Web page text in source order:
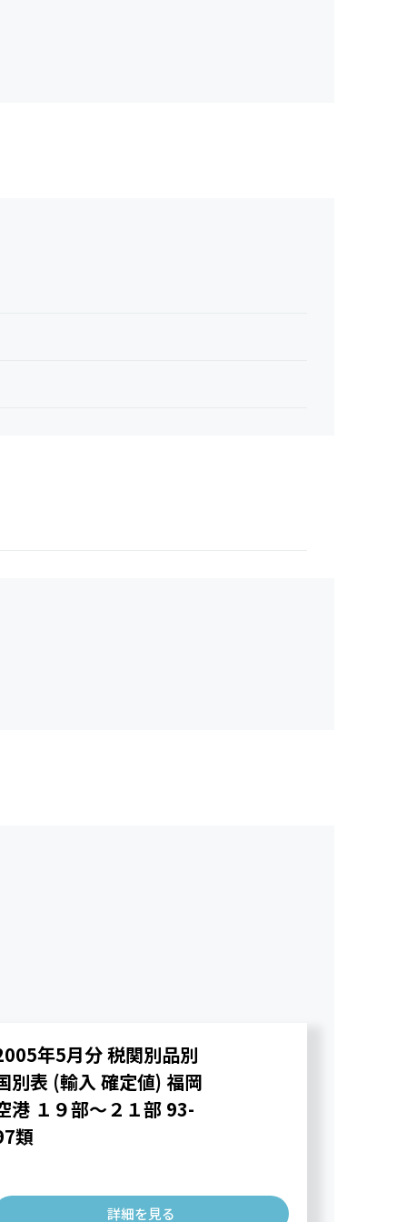
年5月分 税関別品別
別表 (輸入 確定値) 福岡
港 １９部～２１部 93-
類
詳細を見る